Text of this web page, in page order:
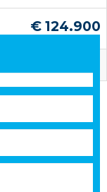
€ 124.900